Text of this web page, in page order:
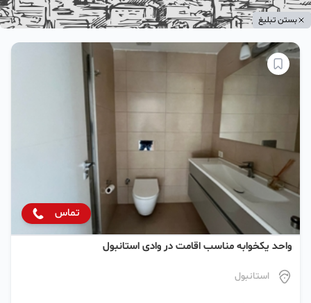
بستن تبلیغ
تماس
واحد یکخوابه مناسب اقامت در وادی استانبول
استانبول